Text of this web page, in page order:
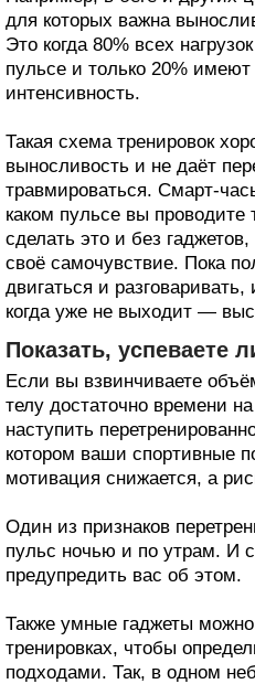
для которых важна
Это когда 80% всех
пульсе и только 20%
интенсивность.
Такая схема тренировок
выносливость и не даёт
травмироваться. Смарт-
каком пульсе вы
сделать это и без
своё самочувствие. Пока
двигаться и
когда уже не выходит —
Показать, успеваете
Если вы взвинчиваете
телу достаточно времени
наступить
котором ваши спортивные
мотивация снижается, а
Один из признаков
пульс ночью и по утрам. И
предупредить вас об этом.
Также умные гаджеты
тренировках, чтобы
подходами. Так, в одном